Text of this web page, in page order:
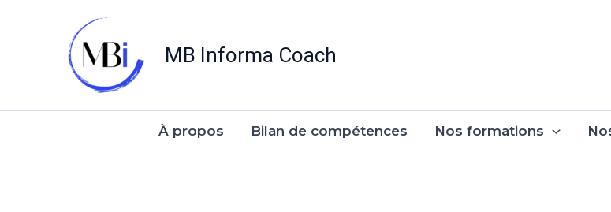
MB Informa Coach
À propos Bilan de compétences Nos formations